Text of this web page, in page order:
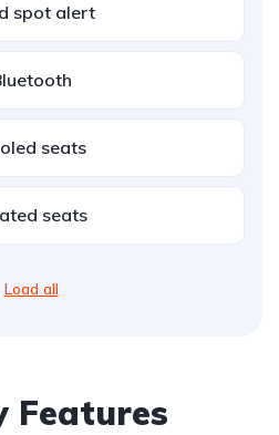
spot alert
seats
seats
Load all
Features